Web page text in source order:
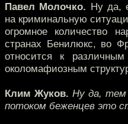
Павел Молочко. Ну да,
на криминальную
огромное количество
странах Бенилюкс, во
относится к
околомафиозным
Клим Жуков. Ну да, тем
потоком беженцев это